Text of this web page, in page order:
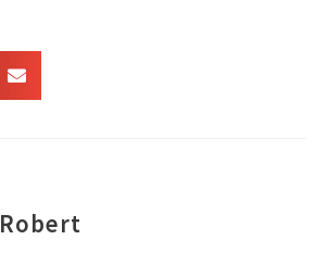
Robert